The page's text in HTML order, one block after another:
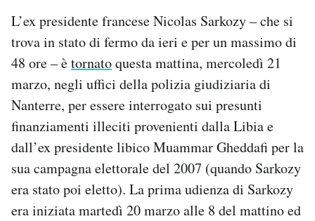
CALENDARIO
AREA PERSONALE
Area Personale
Newsletter
Notifiche mobile
Regala il Post
Hai bisogno di aiuto?
Esci
L’ex presidente francese Nicolas Sarkozy – che si
trova in stato di fermo da ieri e per un massimo di
48 ore – ètornatoquesta mattina, mercoledì 21
marzo, negli uffici della polizia giudiziaria di
Nanterre, per essere interrogato sui presunti
finanziamenti illeciti provenienti dalla Libia e
dall’ex presidente libico Muammar Gheddafi per la
sua campagna elettorale del 2007 (quando Sarkozy
era stato poi eletto). La prima udienza di Sarkozy
era iniziata martedì 20 marzo alle 8 del mattino ed